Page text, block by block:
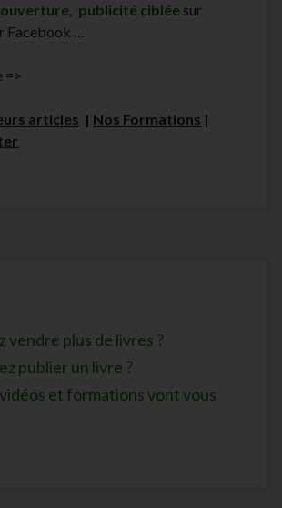
publicité ciblée sur
Facebook …
=>
articles | Nos Formations |
vendre plus de livres ?
publier un livre ?
et formations vont vous